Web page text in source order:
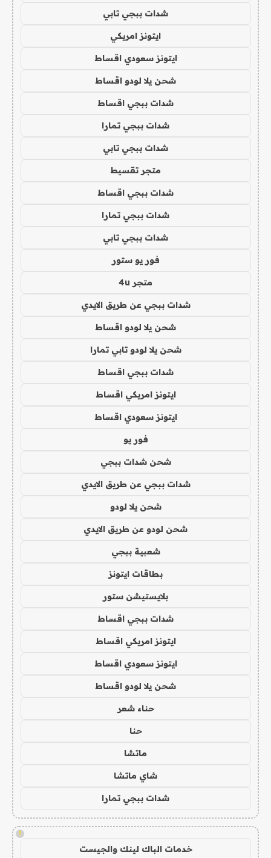
شدات ببجي تابي
ايتونز امريكي
ايتونز سعودي اقساط
شحن يلا لودو اقساط
شدات ببجي اقساط
شدات ببجي تمارا
شدات ببجي تابي
متجر تقسيط
شدات ببجي اقساط
شدات ببجي تمارا
شدات ببجي تابي
فور يو ستور
متجر 4u
شدات ببجي عن طريق الايدي
شحن يلا لودو اقساط
شحن يلا لودو تابي تمارا
شدات ببجي اقساط
ايتونز امريكي اقساط
ايتونز سعودي اقساط
فور يو
شحن شدات ببجي
شدات ببجي عن طريق الايدي
شحن يلا لودو
شحن لودو عن طريق الايدي
شعبية ببجي
بطاقات ايتونز
بلايستيشن ستور
شدات ببجي اقساط
ايتونز امريكي اقساط
ايتونز سعودي اقساط
شحن يلا لودو اقساط
حناء شعر
حنا
ماتشا
شاي ماتشا
شدات ببجي تمارا
!
خدمات الباك لينك والجيست